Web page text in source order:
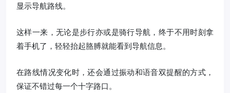
显示导航路线。
这样一来，无论是步行亦或是骑行导航，终于不用时刻拿
着手机了，轻轻抬起胳膊就能看到导航信息。
在路线情况变化时，还会通过振动和语音双提醒的方式，
保证不错过每一个十字路口。